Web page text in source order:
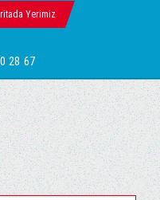
28 67
Yerimiz